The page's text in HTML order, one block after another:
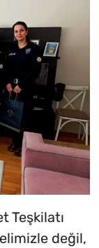
Teşkilatı
değil,